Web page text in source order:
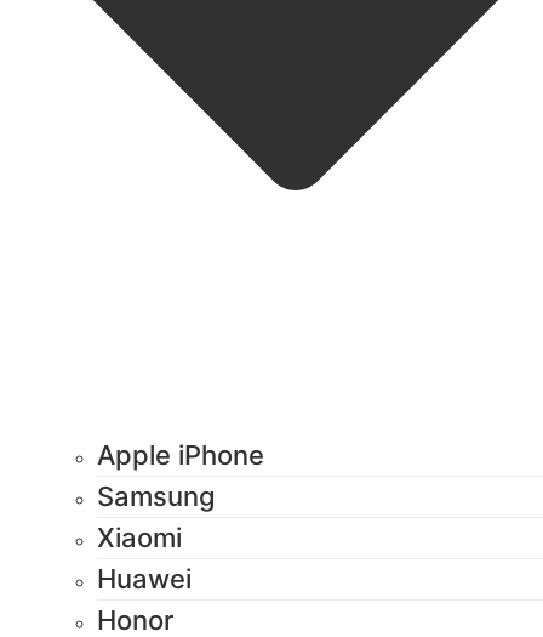
Apple iPhone
Samsung
Xiaomi
Huawei
Honor